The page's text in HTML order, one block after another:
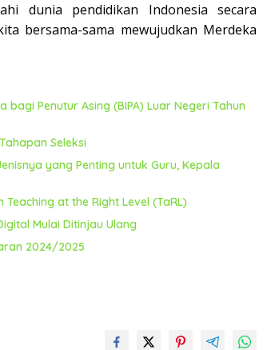
dunia pendidikan Indonesia secara
bersama-sama mewujudkan Merdeka
Penutur Asing (BIPA) Luar Negeri Tahun
Seleksi
yang Penting untuk Guru, Kepala
at the Right Level (TaRL)
Mulai Ditinjau Ulang
2024/2025